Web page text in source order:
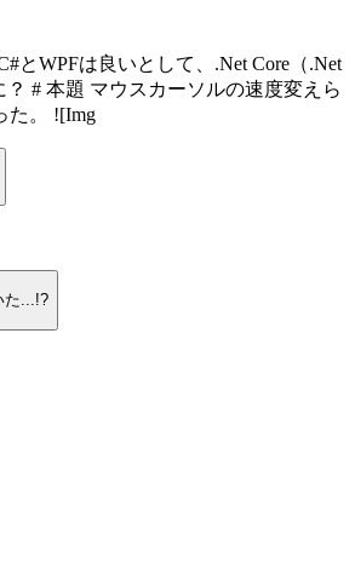
とWPFは良いとして、.Net Core（.Net
？ # 本題 マウスカーソルの速度変えら
た。 ![Img
た...!?